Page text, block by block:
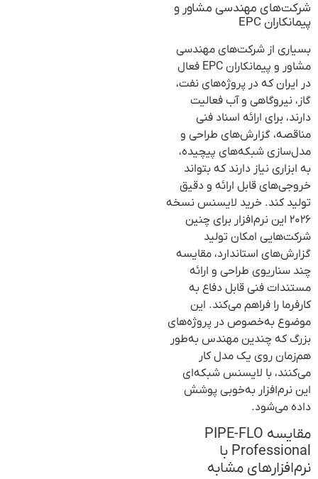
شرکت‌های مهندسی مشاور و
پیمانکاران EPC
بسیاری از شرکت‌های مهندسی
مشاور و پیمانکاران EPC فعال
در ایران که در پروژه‌های نفت،
گاز، نیروگاهی و آب فعالیت
دارند، برای ارائه اسناد فنی
مناقصه، گزارش‌های طراحی و
مدل‌سازی شبکه‌های پیچیده،
به ابزاری نیاز دارند که بتواند
خروجی‌های قابل ارائه و دقیق
تولید کند. خرید لایسنس نسخه
۲۰۲۶ این نرم‌افزار برای چنین
شرکت‌هایی امکان تولید
گزارش‌های استاندارد، مقایسه
چند سناریوی طراحی و ارائه
مستندات فنی قابل دفاع به
کارفرما را فراهم می‌کند. این
موضوع به‌خصوص در پروژه‌های
بزرگ که چندین مهندس به‌طور
هم‌زمان روی یک مدل کار
می‌کنند، با لایسنس شبکه‌ای
این نرم‌افزار به‌خوبی پوشش
داده می‌شود.
مقایسه PIPE-FLO
Professional با
نرم‌افزارهای مشابه